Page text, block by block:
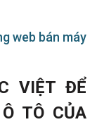
web bán máy
VIỆT ĐỂ
TÔ CỦA